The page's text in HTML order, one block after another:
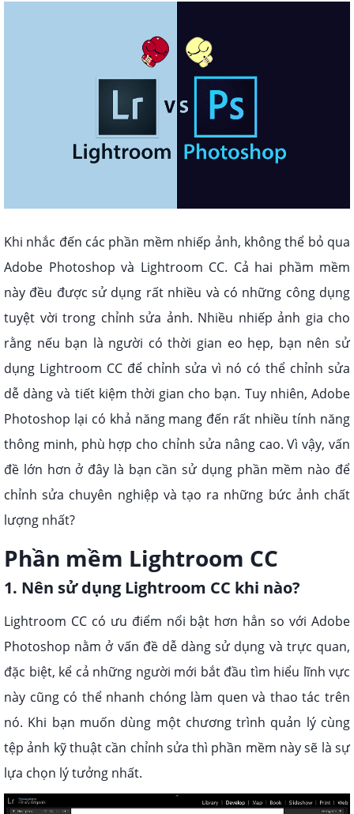
Khi nhắc đến các phần mềm nhiếp ảnh, không thể bỏ qua
Adobe Photoshop và Lightroom CC. Cả hai phầm mềm
này đều được sử dụng rất nhiều và có những công dụng
tuyệt vời trong chỉnh sửa ảnh. Nhiều nhiếp ảnh gia cho
rằng nếu bạn là người có thời gian eo hẹp, bạn nên sử
dụng Lightroom CC để chỉnh sửa vì nó có thể chỉnh sửa
dễ dàng và tiết kiệm thời gian cho bạn. Tuy nhiên, Adobe
Photoshop lại có khả năng mang đến rất nhiều tính năng
thông minh, phù hợp cho chỉnh sửa nâng cao. Vì vậy, vấn
đề lớn hơn ở đây là bạn cần sử dụng phần mềm nào để
chỉnh sửa chuyên nghiệp và tạo ra những bức ảnh chất
lượng nhất?
Phần mềm Lightroom CC
1. Nên sử dụng Lightroom CC khi nào?
Lightroom CC có ưu điểm nổi bật hơn hẳn so với Adobe
Photoshop nằm ở vấn đề dễ dàng sử dụng và trực quan,
đặc biệt, kể cả những người mới bắt đầu tìm hiểu lĩnh vực
này cũng có thể nhanh chóng làm quen và thao tác trên
nó. Khi bạn muốn dùng một chương trình quản lý cùng
tệp ảnh kỹ thuật cần chỉnh sửa thì phần mềm này sẽ là sự
lựa chọn lý tưởng nhất.